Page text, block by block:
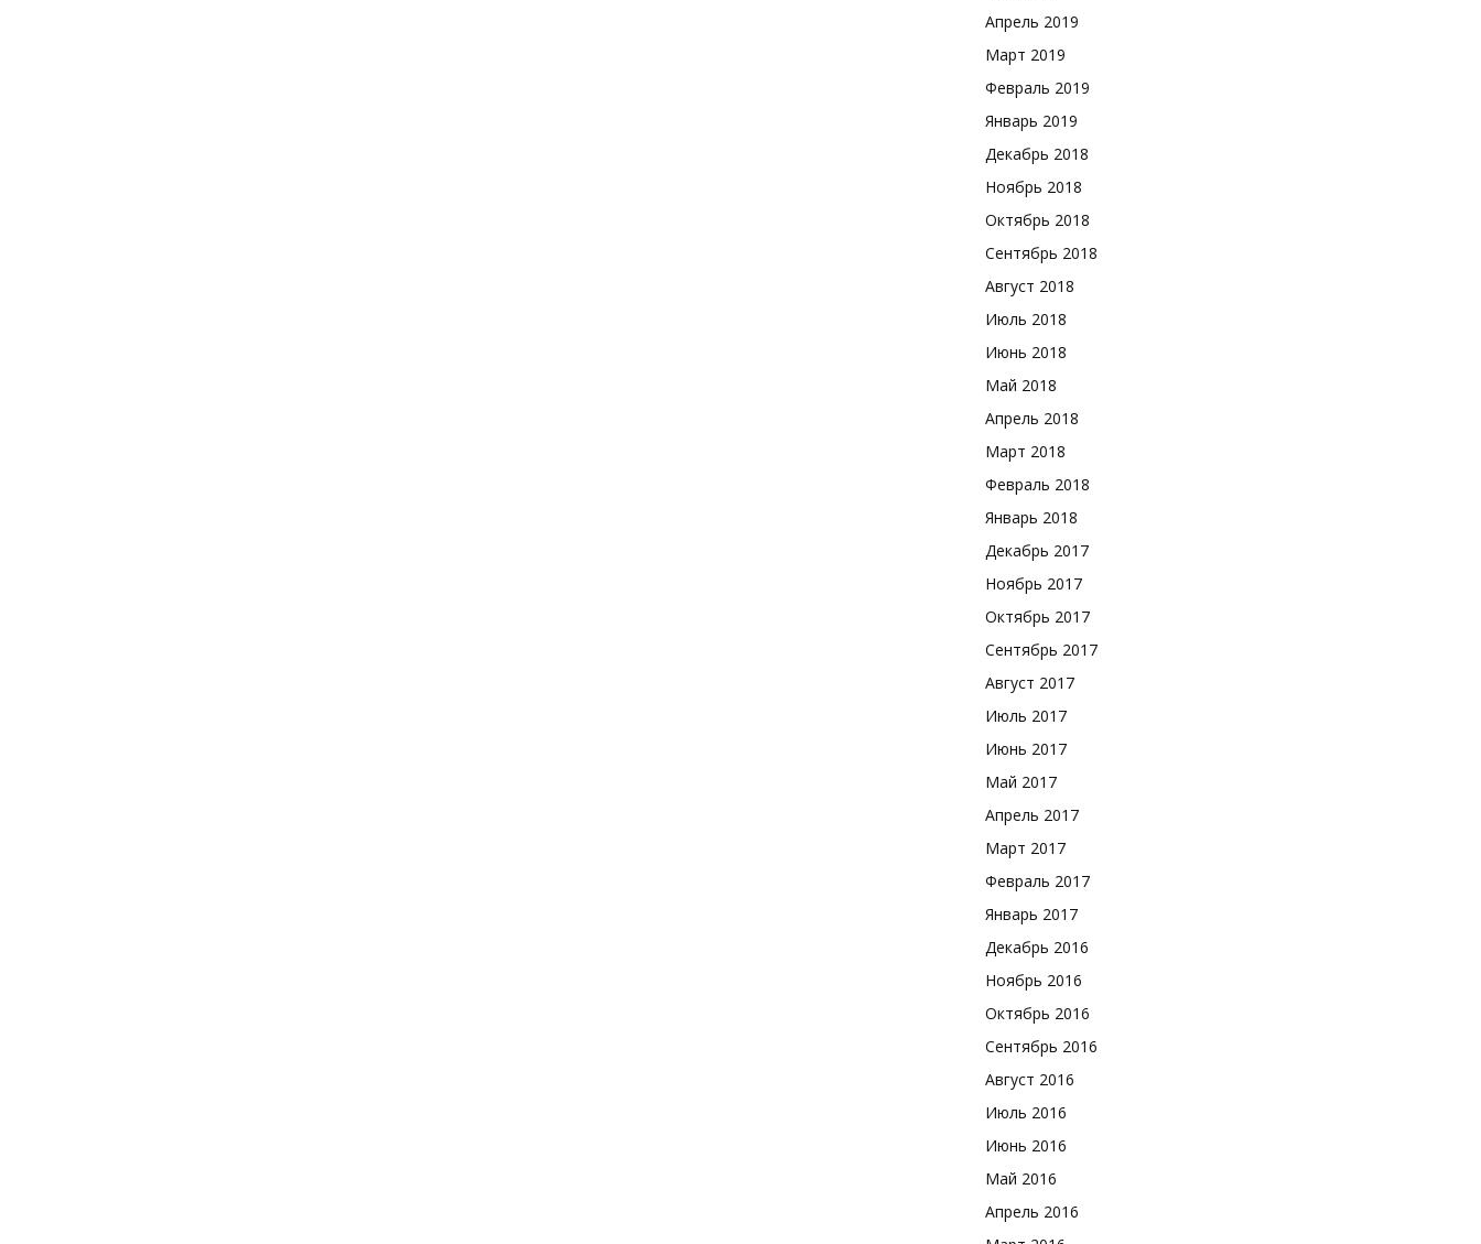
Апрель 2019
Март 2019
Февраль 2019
Январь 2019
Декабрь 2018
Ноябрь 2018
Октябрь 2018
Сентябрь 2018
Август 2018
Июль 2018
Июнь 2018
Май 2018
Апрель 2018
Март 2018
Февраль 2018
Январь 2018
Декабрь 2017
Ноябрь 2017
Октябрь 2017
Сентябрь 2017
Август 2017
Июль 2017
Июнь 2017
Май 2017
Апрель 2017
Март 2017
Февраль 2017
Январь 2017
Декабрь 2016
Ноябрь 2016
Октябрь 2016
Сентябрь 2016
Август 2016
Июль 2016
Июнь 2016
Май 2016
Апрель 2016